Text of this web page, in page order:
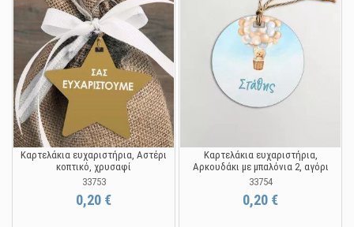
Καρτελάκια ευχαριστήρια, Αστέρι
κοπτικό, χρυσαφί
33753
0,20 €
Καρτελάκια ευχαριστήρια,
Αρκουδάκι με μπαλόνια 2, αγόρι
33754
0,20 €